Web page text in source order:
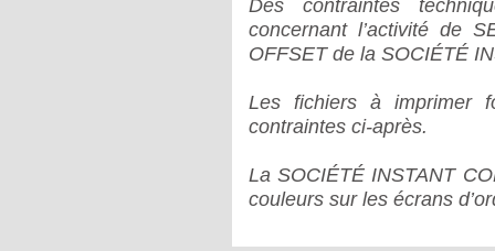
Des contraintes
concernant l’activité de
OFFSET de la SOCIÉTÉ
Les fichiers à imprimer
contraintes ci-après.
La SOCIÉTÉ INSTANT
couleurs sur les écrans